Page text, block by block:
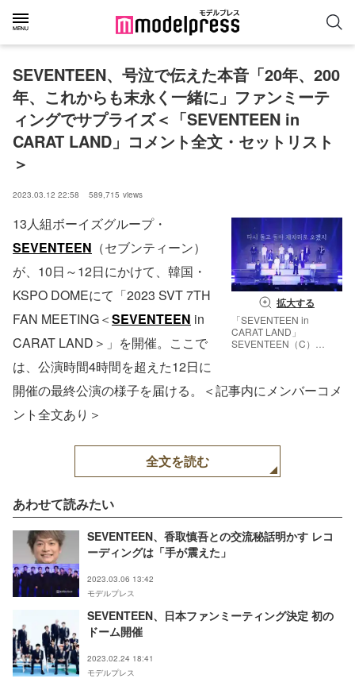
SEVENTEEN、号泣で伝えた本音「20年、200
年、これからも末永く一緒に」ファンミーテ
ィングでサプライズ＜「SEVENTEEN in
CARAT LAND」コメント全文・セットリスト
＞
2023.03.12 22:58 589,715 views
拡大する
「SEVENTEEN in
CARAT LAND」
SEVENTEEN（C）
13人組ボーイズグループ・
SEVENTEEN （セブンティーン）
が、10日～12日にかけて、韓国・
KSPO DOMEにて「2023 SVT 7TH
FAN MEETING＜SEVENTEEN in
CARAT LAND＞」を開催。ここで
は、公演時間4時間を超えた12日に
開催の最終公演の様子を届ける。＜記事内にメンバーコメ
ント全文あり＞
全文を読む
あわせて読みたい
SEVENTEEN、香取慎吾との交流秘話明かす レコ
ーディングは「手が震えた」
2023.03.06 13:42
モデルプレス
SEVENTEEN、日本ファンミーティング決定 初の
ドーム開催
2023.02.24 18:41
モデルプレス